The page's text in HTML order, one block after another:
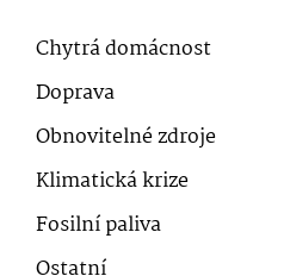
Chytrá domácnost
Doprava
Obnovitelné zdroje
Klimatická krize
Fosilní paliva